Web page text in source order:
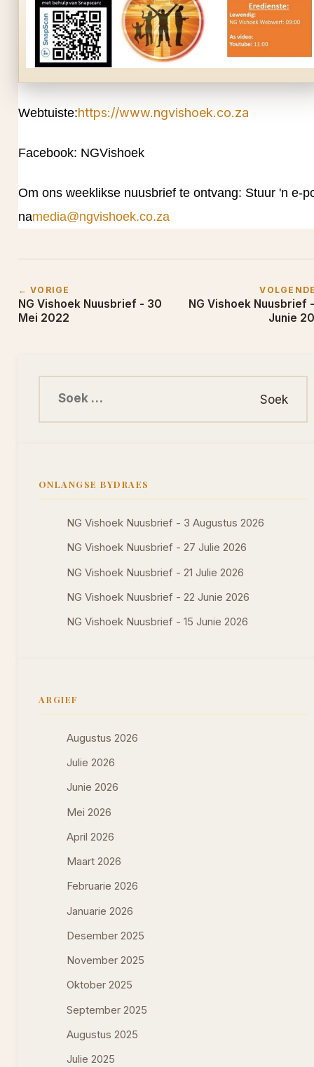
Webtuiste:https://www.ngvishoek.co.za
Facebook: NGVishoek
Om ons weeklikse nuusbrief te ontvang: Stuur 'n e-
namedia@ngvishoek.co.za
← VORIGE
NG Vishoek Nuusbrief - 30
Mei 2022
NG Vishoek Nuusbrief
Junie
ONLANGSE BYDRAES
NG Vishoek Nuusbrief - 3 Augustus 2026
NG Vishoek Nuusbrief - 27 Julie 2026
NG Vishoek Nuusbrief - 21 Julie 2026
NG Vishoek Nuusbrief - 22 Junie 2026
NG Vishoek Nuusbrief - 15 Junie 2026
ARGIEF
Augustus 2026
Julie 2026
Junie 2026
Mei 2026
April 2026
Maart 2026
Februarie 2026
Januarie 2026
Desember 2025
November 2025
Oktober 2025
September 2025
Augustus 2025
Julie 2025